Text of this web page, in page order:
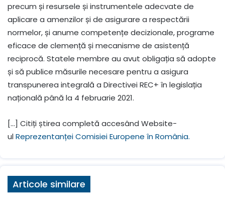
precum și resursele și instrumentele adecvate de
aplicare a amenzilor și de asigurare a respectării
normelor, și anume competențe decizionale, programe
eficace de clemență și mecanisme de asistență
reciprocă. Statele membre au avut obligația să adopte
și să publice măsurile necesare pentru a asigura
transpunerea integrală a Directivei REC+ în legislația
națională până la 4 februarie 2021.
[…] Citiți știrea completă accesând Website-
ulReprezentanței Comisiei Europene în România.
Articole similare